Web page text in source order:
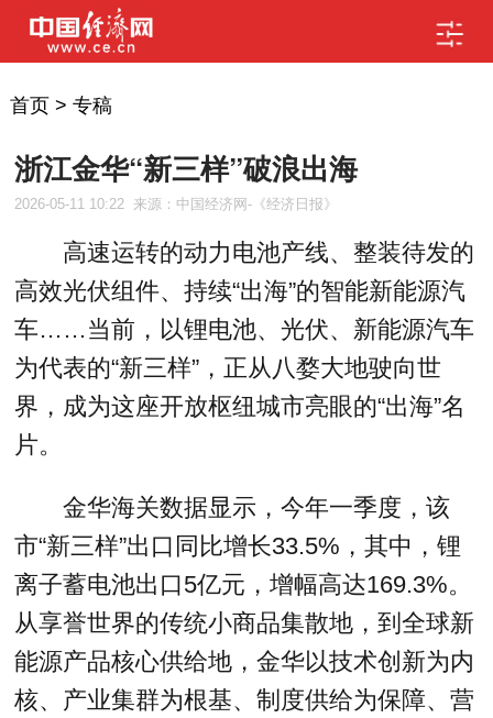
首页> 专稿
浙江金华“新三样”破浪出海
2026-05-11 10:22 来源：中国经济网-《经济日报》
高速运转的动力电池产线、整装待发的
高效光伏组件、持续“出海”的智能新能源汽
车……当前，以锂电池、光伏、新能源汽车
为代表的“新三样”，正从八婺大地驶向世
界，成为这座开放枢纽城市亮眼的“出海”名
片。
金华海关数据显示，今年一季度，该
市“新三样”出口同比增长33.5%，其中，锂
离子蓄电池出口5亿元，增幅高达169.3%。
从享誉世界的传统小商品集散地，到全球新
能源产品核心供给地，金华以技术创新为内
核、产业集群为根基、制度供给为保障、营